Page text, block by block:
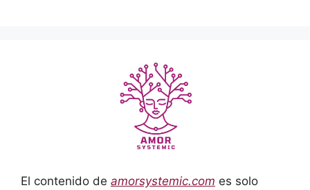
El contenido de amorsystemic.com es solo